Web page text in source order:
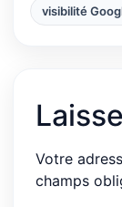
visibilité
Votre
champs